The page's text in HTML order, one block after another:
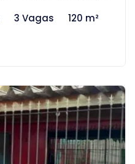
3 Vagas 120 m²